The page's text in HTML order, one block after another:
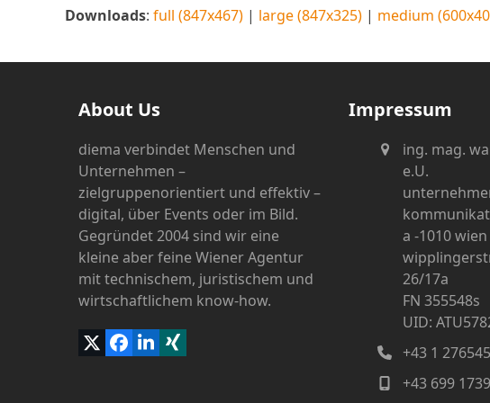
Downloads: full (847x467) | large (847x325) | medium
About Us
diema verbindet Menschen und
Unternehmen –
zielgruppenorientiert und effektiv –
digital, über Events oder im Bild.
Gegründet 2004 sind wir eine
kleine aber feine Wiener Agentur
mit technischem, juristischem und
wirtschaftlichem know-how.
Twitter
Facebook
LinkedIn
Xing
Impressum
ing. mag.
e.U.
a -1010 wien
26/17a
FN 355548s
UID:
+43 1
+43 699